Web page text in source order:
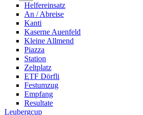
Helfereinsatz
An / Abreise
Kanti
Kaserne Auenfeld
Kleine Allmend
Piazza
Station
Zeltplatz
ETF Dörfli
Festumzug
Empfang
Resultate
Leubergcup